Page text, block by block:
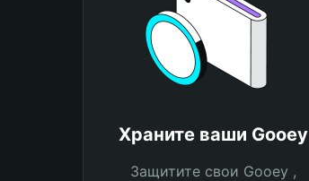
Храните ваши Gooey
Защитите свои Gooey ,